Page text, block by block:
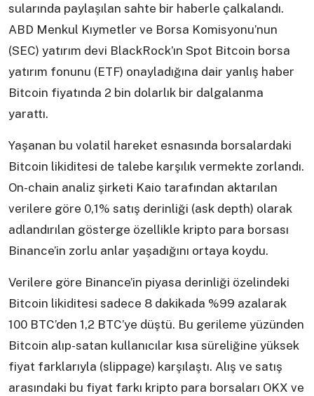
sularında paylaşılan sahte bir haberle çalkalandı.
ABD Menkul Kıymetler ve Borsa Komisyonu’nun
(SEC) yatırım devi BlackRock’ın Spot Bitcoin borsa
yatırım fonunu (ETF) onayladığına dair yanlış haber
Bitcoin fiyatında 2 bin dolarlık bir dalgalanma
yarattı.
Yaşanan bu volatil hareket esnasında borsalardaki
Bitcoin likiditesi de talebe karşılık vermekte zorlandı.
On-chain analiz şirketi Kaio tarafından aktarılan
verilere göre 0,1% satış derinliği (ask depth) olarak
adlandırılan gösterge özellikle kripto para borsası
Binance’in zorlu anlar yaşadığını ortaya koydu.
Verilere göre Binance’in piyasa derinliği özelindeki
Bitcoin likiditesi sadece 8 dakikada %99 azalarak
100 BTC’den 1,2 BTC’ye düştü. Bu gerileme yüzünden
Bitcoin alıp-satan kullanıcılar kısa süreliğine yüksek
fiyat farklarıyla (slippage) karşılaştı. Alış ve satış
arasındaki bu fiyat farkı kripto para borsaları OKX ve